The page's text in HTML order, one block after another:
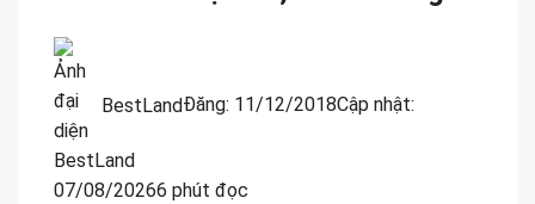
BestLandĐăng: 11/12/2018Cập nhật:
07/08/20266 phút đọc